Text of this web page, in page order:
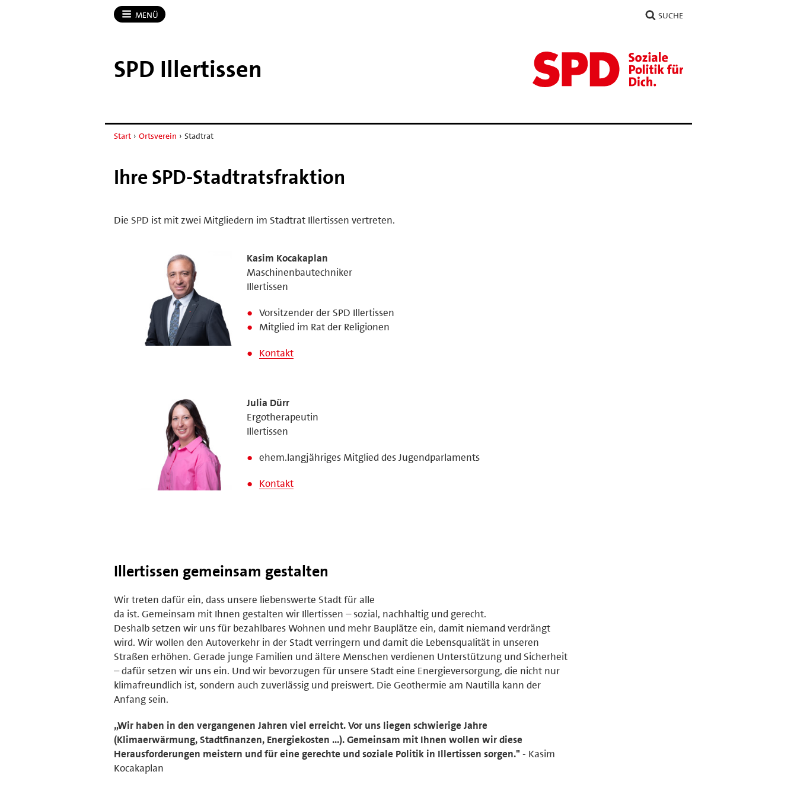
MENÜ SUCHE
SPD Illertissen
Start › Ortsverein › Stadtrat
Ihre SPD-Stadtratsfraktion
Die SPD ist mit zwei Mitgliedern im Stadtrat Illertissen vertreten.
Kasim Kocakaplan
Maschinenbautechniker
Illertissen
Vorsitzender der SPD Illertissen
Mitglied im Rat der Religionen
Kontakt
Julia Dürr
Ergotherapeutin
Illertissen
ehem.langjähriges Mitglied des Jugendparlaments
Kontakt
Illertissen gemeinsam gestalten
Wir treten dafür ein, dass unsere liebenswerte Stadt für alle
da ist. Gemeinsam mit Ihnen gestalten wir Illertissen – sozial, nachhaltig und gerecht.
Deshalb setzen wir uns für bezahlbares Wohnen und mehr Bauplätze ein, damit niemand verdrängt
wird. Wir wollen den Autoverkehr in der Stadt verringern und damit die Lebensqualität in unseren
Straßen erhöhen. Gerade junge Familien und ältere Menschen verdienen Unterstützung und Sicherheit
– dafür setzen wir uns ein. Und wir bevorzugen für unsere Stadt eine Energieversorgung, die nicht nur
klimafreundlich ist, sondern auch zuverlässig und preiswert. Die Geothermie am Nautilla kann der
Anfang sein.
„Wir haben in den vergangenen Jahren viel erreicht. Vor uns liegen schwierige Jahre
(Klimaerwärmung, Stadtfinanzen, Energiekosten ...). Gemeinsam mit Ihnen wollen wir diese
Herausforderungen meistern und für eine gerechte und soziale Politik in Illertissen sorgen." - Kasim
Kocakaplan